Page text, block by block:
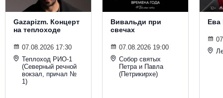
Gazapizm. Концерт
на теплоходе
07.08.2026 17:30
Теплоход РИО-1
(Северный речной
вокзал, причал №
1)
Вивальди при
свечах
07.08.2026 19:00
Собор святых
Петра и Павла
(Петрикирхе)
Ева